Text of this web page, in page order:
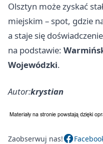
Olsztyn może zyskać
miejskim – spot, gdzie
a staje się
na podstawie:
Wojewódzki.
Autor:krystian
Zaobserwuj nas!